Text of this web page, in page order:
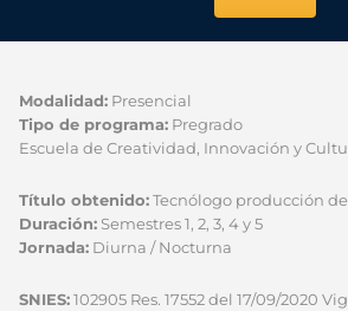
Modalidad: Presencial
Tipo de programa: Pregrado
Escuela de Creatividad, Innovación y
Título obtenido:Tecnólogo producción
Duración: Semestres 1, 2, 3, 4 y 5
Jornada: Diurna / Nocturna
SNIES:102905 Res. 17552 del 17/09/2020